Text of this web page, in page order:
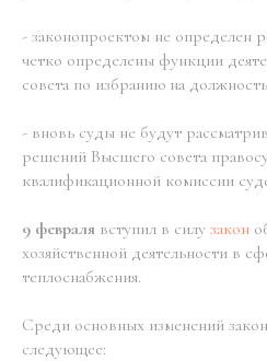
- законопроектом не определен
четко определены функции
совета по избранию на
- вновь суды не будут
решений Высшего совета
квалификационной комиссии
9 февраля вступил в силу закон
хозяйственной деятельности в
теплоснабжения.
Среди основных изменений
следующее: